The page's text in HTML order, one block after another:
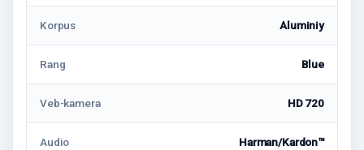
Korpus Aluminiy
Rang Blue
Veb-kamera HD 720
Audio Harman/Kardon™